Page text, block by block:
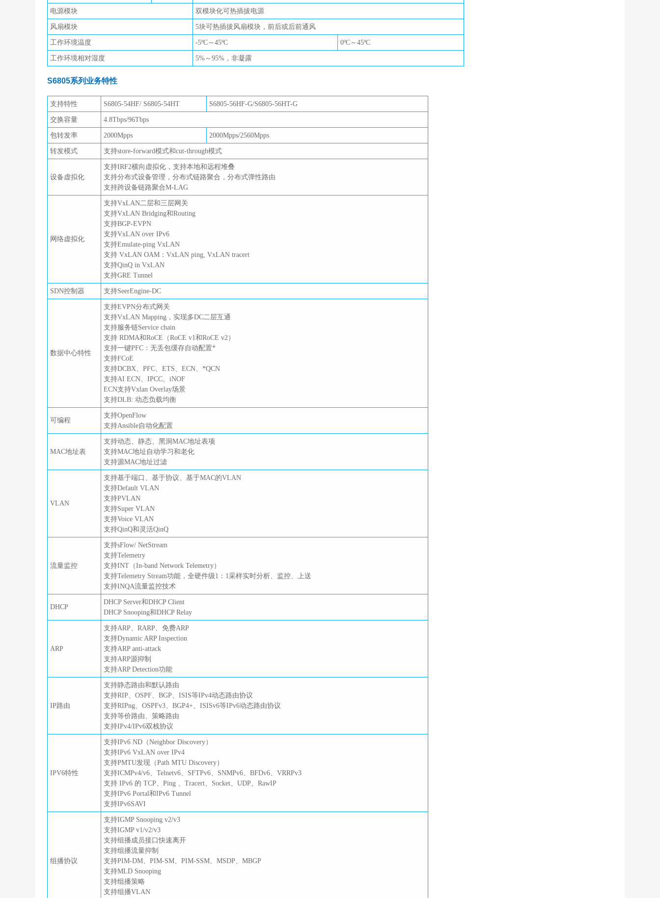
电源模块 双模块化可热插拔电源
风扇模块 5块可热插拔风扇模块，前后或后前通风
工作环境温度 -5ºC～45ºC 0ºC～45ºC
工作环境相对湿度 5%～95%，非凝露
S6805系列业务特性
支持特性 S6805-54HF/ S6805-54HT S6805-56HF-G/S6805-56HT-G
交换容量 4.8Tbps/96Tbps
包转发率 2000Mpps 2000Mpps/2560Mpps
转发模式 支持store-forward模式和cut-through模式
设备虚拟化
支持IRF2横向虚拟化，支持本地和远程堆叠
支持分布式设备管理，分布式链路聚合，分布式弹性路由
支持跨设备链路聚合M-LAG
网络虚拟化
支持VxLAN二层和三层网关
支持VxLAN Bridging和Routing
支持BGP-EVPN
支持VxLAN over IPv6
支持Emulate-ping VxLAN
支持 VxLAN OAM：VxLAN ping, VxLAN tracert
支持QinQ in VxLAN
支持GRE Tunnel
SDN控制器 支持SeerEngine-DC
数据中心特性
支持EVPN分布式网关
支持VxLAN Mapping，实现多DC二层互通
支持服务链Service chain
支持 RDMA和RoCE（RoCE v1和RoCE v2）
支持一键PFC：无丢包缓存自动配置*
支持FCoE
支持DCBX、PFC、ETS、ECN、*QCN
支持AI ECN、IPCC、iNOF
ECN支持Vxlan Overlay场景
支持DLB: 动态负载均衡
可编程
支持OpenFlow
支持Ansible自动化配置
MAC地址表
支持动态、静态、黑洞MAC地址表项
支持MAC地址自动学习和老化
支持源MAC地址过滤
VLAN
支持基于端口、基于协议、基于MAC的VLAN
支持Default VLAN
支持PVLAN
支持Super VLAN
支持Voice VLAN
支持QinQ和灵活QinQ
流量监控
支持sFlow/ NetStream
支持Telemetry
支持INT（In-band Network Telemetry）
支持Telemetry Stream功能，全硬件级1：1采样实时分析、监控、上送
支持INQA流量监控技术
DHCP
DHCP Server和DHCP Client
DHCP Snooping和DHCP Relay
ARP
支持ARP、RARP、免费ARP
支持Dynamic ARP Inspection
支持ARP anti-attack
支持ARP源抑制
支持ARP Detection功能
IP路由
支持静态路由和默认路由
支持RIP、OSPF、BGP、ISIS等IPv4动态路由协议
支持RIPng、OSPFv3、BGP4+、ISISv6等IPv6动态路由协议
支持等价路由、策略路由
支持IPv4/IPv6双栈协议
IPV6特性
支持IPv6 ND（Neighbor Discovery）
支持IPv6 VxLAN over IPv4
支持PMTU发现（Path MTU Discovery）
支持ICMPv4/v6、Telnetv6、SFTPv6、SNMPv6、BFDv6、VRRPv3
支持 IPv6 的 TCP、Ping 、Tracert、Socket、UDP、RawIP
支持IPv6 Portal和IPv6 Tunnel
支持IPv6SAVI
组播协议
支持IGMP Snooping v2/v3
支持IGMP v1/v2/v3
支持组播成员接口快速离开
支持组播流量抑制
支持PIM-DM、PIM-SM、PIM-SSM、MSDP、MBGP
支持MLD Snooping
支持组播策略
支持组播VLAN